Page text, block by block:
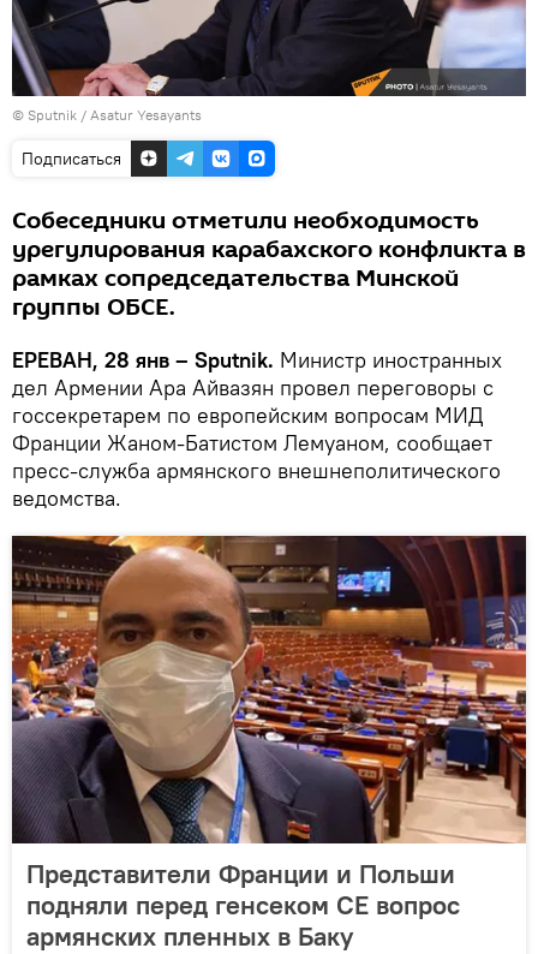
© Sputnik / Asatur Yesayants
Подписаться
Собеседники отметили необходимость
урегулирования карабахского конфликта в
рамках сопредседательства Минской
группы ОБСЕ.
ЕРЕВАН, 28 янв – Sputnik. Министр иностранных
дел Армении Ара Айвазян провел переговоры с
госсекретарем по европейским вопросам МИД
Франции Жаном-Батистом Лемуаном, сообщает
пресс-служба армянского внешнеполитического
ведомства.
Представители Франции и Польши
подняли перед генсеком СЕ вопрос
армянских пленных в Баку